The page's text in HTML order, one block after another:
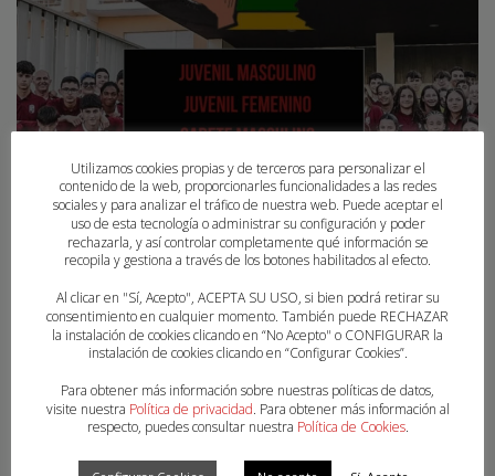
0 1
secretario@ftrbm.org
MARTES, 21 OCTUBRE 2025 /
PUBLISHED IN UNCATEGORIZED
ENTRENAMIENTO
Utilizamos cookies propias y de terceros para personalizar el
contenido de la web, proporcionarles funcionalidades a las redes
sociales y para analizar el tráfico de nuestra web. Puede aceptar el
uso de esta tecnología o administrar su configuración y poder
rechazarla, y así controlar completamente qué información se
recopila y gestiona a través de los botones habilitados al efecto.
Al clicar en "Sí, Acepto", ACEPTA SU USO, si bien podrá retirar su
consentimiento en cualquier momento. También puede RECHAZAR
la instalación de cookies clicando en “No Acepto" o CONFIGURAR la
instalación de cookies clicando en “Configurar Cookies”.
Para obtener más información sobre nuestras políticas de datos,
visite nuestra Política de privacidad. Para obtener más información al
respecto, puedes consultar nuestra Política de Cookies.